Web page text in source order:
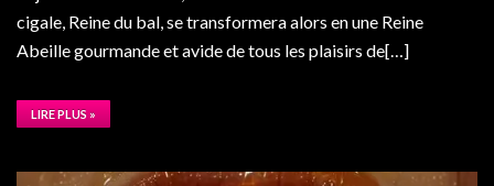
cigale, Reine du bal, se transformera alors en une Reine
Abeille gourmande et avide de tous les plaisirs de[…]
LIRE PLUS »